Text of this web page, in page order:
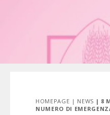
HOMEPAGE | NEWS | 8
NUMERO DI